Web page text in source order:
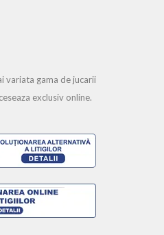
variata gama de jucarii
exclusiv online.